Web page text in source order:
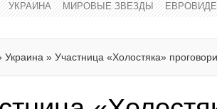
УКРАИНА МИРОВЫЕ ЗВЕЗДЫ
Украина » Участница «Холостяка»